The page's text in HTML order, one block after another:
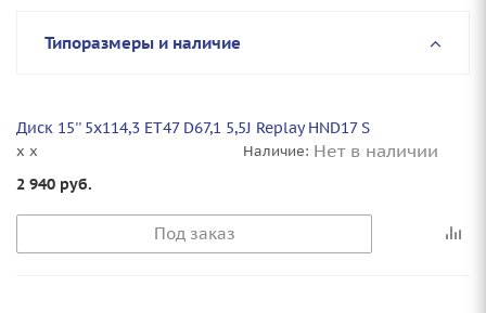
Типоразмеры и наличие
Диск 15'' 5x114,3 ET47 D67,1 5,5J Replay HND17 S
x x Наличие: Нет в наличии
2 940 руб.
Под заказ